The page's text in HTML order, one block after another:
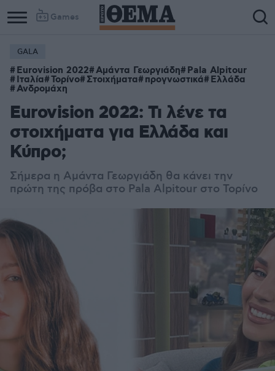
Games
GALA
Eurovision 2022 Αμάντα Γεωργιάδη Pala Alpitour
Ιταλία Τορίνο Στοιχήματα προγνωστικά Ελλάδα
Ανδρομάχη
Eurovision 2022: Τι λένε τα
στοιχήματα για Ελλάδα και
Κύπρο;
Σήμερα η Αμάντα Γεωργιάδη θα κάνει την
πρώτη της πρόβα στο Pala Alpitour στο Τορίνο